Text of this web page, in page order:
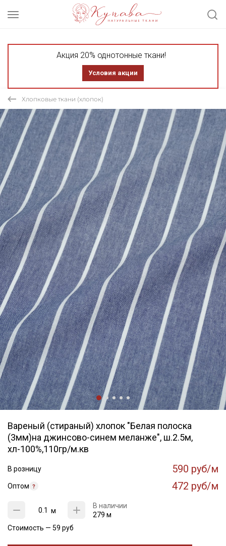
Акция 20% однотонные ткани!
Условия акции
Хлопковые ткани (хлопок)
Вареный (стираный) хлопок "Белая полоска
(3мм)на джинсово-синем меланже", ш.2.5м,
хл-100%,110гр/м.кв
В розницу 590 руб/м
Оптом 472 руб/м
м
В наличии
279 м
Стоимость — 59 руб